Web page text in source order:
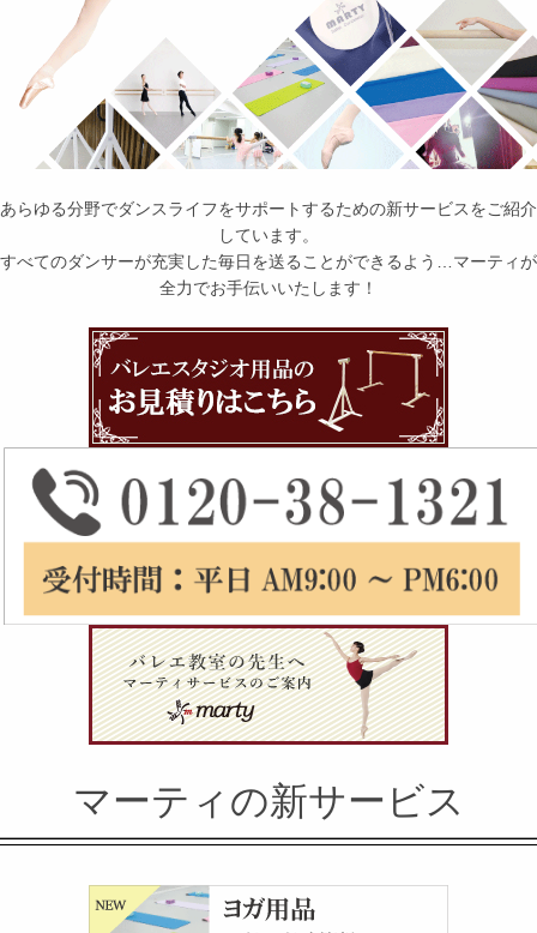
あらゆる分野でダンスライフをサポートするための新サービスをご紹介
しています。
すべてのダンサーが充実した毎日を送ることができるよう…マーティが
全力でお手伝いいたします！
マーティの新サービス